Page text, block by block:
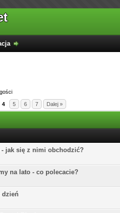
4 5 6 7 Dalej »
jak się z nimi obchodzić?
na lato - co polecacie?
dzień